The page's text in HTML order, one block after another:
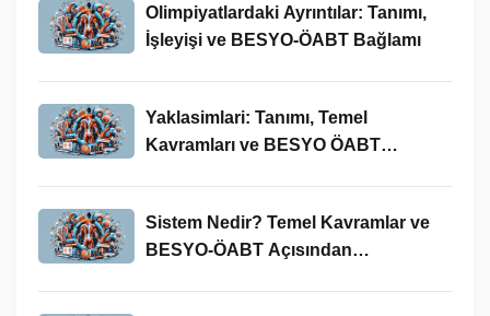
Olimpiyatlardaki Ayrıntılar: Tanımı,
İşleyişi ve BESYO-ÖABT Bağlamı
Yaklasimlari: Tanımı, Temel
Kavramları ve BESYO ÖABT
Sistem Nedir? Temel Kavramlar ve
BESYO-ÖABT Açısından